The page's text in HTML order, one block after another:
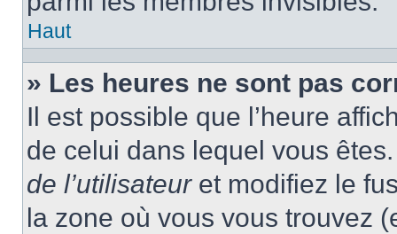
Haut
» Les heures ne sont pas
Il est possible que l’heure
de celui dans lequel vous
de l’utilisateuret modifiez le
la zone où vous vous trouvez